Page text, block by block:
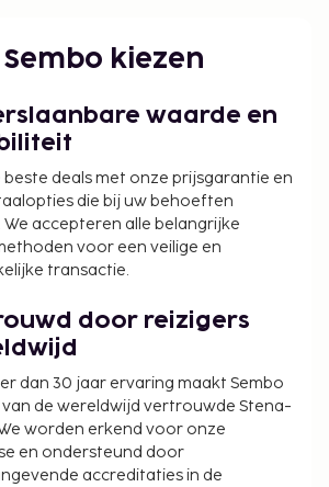
van een week. Kort verblijf
en 5 overnachtingen.
- 18:00, check-uit tijd: 11:00.
kiezen
waarde en
beste deals met onze prijsgarantie en
die bij uw behoeften
We accepteren alle belangrijke
voor een veilige en
transactie.
door reizigers
dan 30 jaar ervaring maakt Sembo
van de wereldwijd vertrouwde Stena-
worden erkend voor onze
en ondersteund door
accreditaties in de